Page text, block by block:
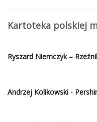
Kartoteka polskiej
Ryszard Niemczyk –
Andrzej Kolikowski -